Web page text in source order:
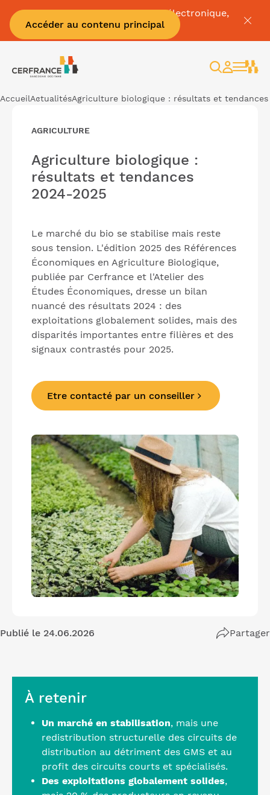
Accéder au contenu principal
Pour tout savoir sur la facture électronique,
c'est parici
Rechercher
Espace
AccueilActualitésAgriculture biologique : résultats et tendances
AGRICULTURE
Agriculture biologique :
résultats et tendances
2024-2025
Le marché du bio se stabilise mais reste
sous tension. L'édition 2025 des Références
Économiques en Agriculture Biologique,
publiée par Cerfrance et l'Atelier des
Études Économiques, dresse un bilan
nuancé des résultats 2024 : des
exploitations globalement solides, mais des
disparités importantes entre filières et des
signaux contrastés pour 2025.
Etre contacté par un conseiller
Publié le 24.06.2026 Partager
À retenir
Un marché en stabilisation, mais une
redistribution structurelle des circuits de
distribution au détriment des GMS et au
profit des circuits courts et spécialisés.
Des exploitations globalement solides,